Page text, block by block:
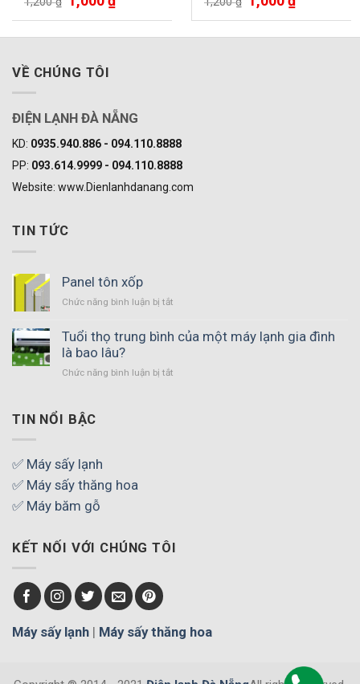
5.00
5.00
VỀ CHÚNG TÔI
ĐIỆN LẠNH ĐÀ NẴNG
KD: 0935.940.886 - 094.110.8888
PP: 093.614.9999 - 094.110.8888
Website: www.Dienlanhdanang.com
TIN TỨC
Panel tôn xốp
Chức năng bình luận bị tắt
Tuổi thọ trung bình của một máy lạnh gia đình
là bao lâu?
Chức năng bình luận bị tắt
bao
TIN NỔI BẬC
✅ Máy sấy lạnh
✅ Máy sấy thăng hoa
✅ Máy băm gỗ
KẾT NỐI VỚI CHÚNG TÔI
Máy sấy lạnh | Máy sấy thăng hoa